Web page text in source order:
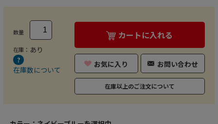
数量
在庫： あり
在庫数について
カートに入れる
お気に入り お問い合わせ
在庫以上のご注文について